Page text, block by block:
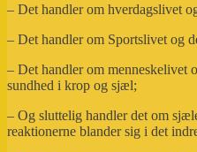
– Det handler om hverdagslivet
– Det handler om Sportslivet og
– Det handler om menneskelivet
sundhed i krop og sjæl;
– Og sluttelig handler det om
reaktionerne blander sig i det